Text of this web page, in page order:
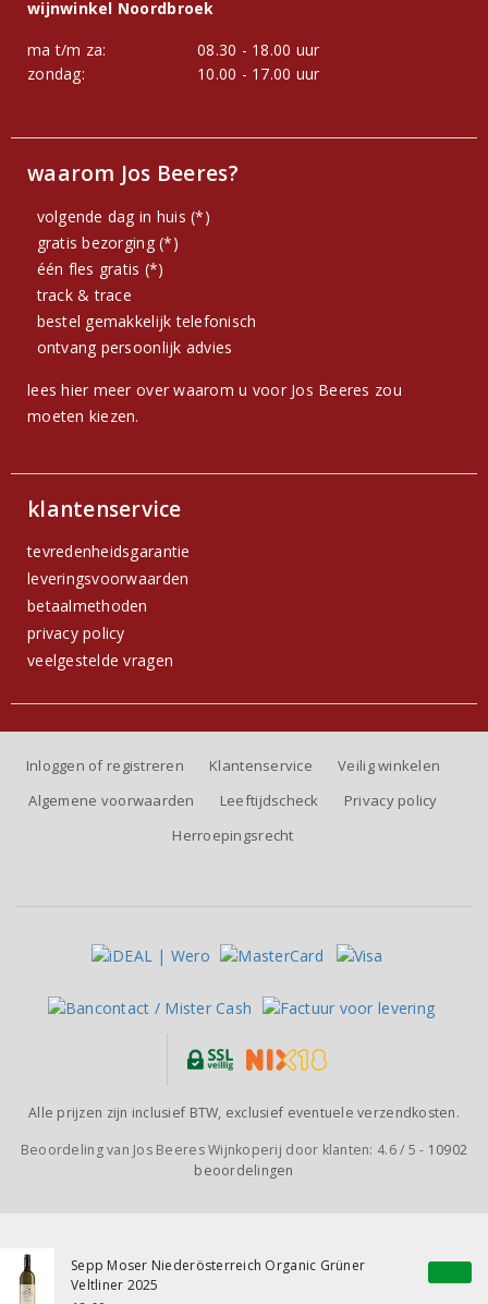
Sepp Moser Niederösterreich Organic Grüner
Veltliner 2025
wijnwinkel Noordbroek
ma t/m za:
08.30 - 18.00 uur
zondag:
10.00 - 17.00 uur
waarom Jos Beeres?
volgende dag in huis (*)
gratis bezorging (*)
één fles gratis (*)
track & trace
bestel gemakkelijk telefonisch
ontvang persoonlijk advies
lees hier meer over waarom u voor Jos Beeres zou
moeten kiezen.
klantenservice
tevredenheidsgarantie
leveringsvoorwaarden
betaalmethoden
privacy policy
veelgestelde vragen
Inloggen of registreren Klantenservice
Veilig winkelen
Algemene voorwaarden
Leeftijdscheck
Privacy policy
Herroepingsrecht
Alle prijzen zijn inclusief BTW, exclusief eventuele verzendkosten.
Beoordeling van Jos Beeres Wijnkoperij door klanten: 4.6/ 5 - 10902
beoordelingen